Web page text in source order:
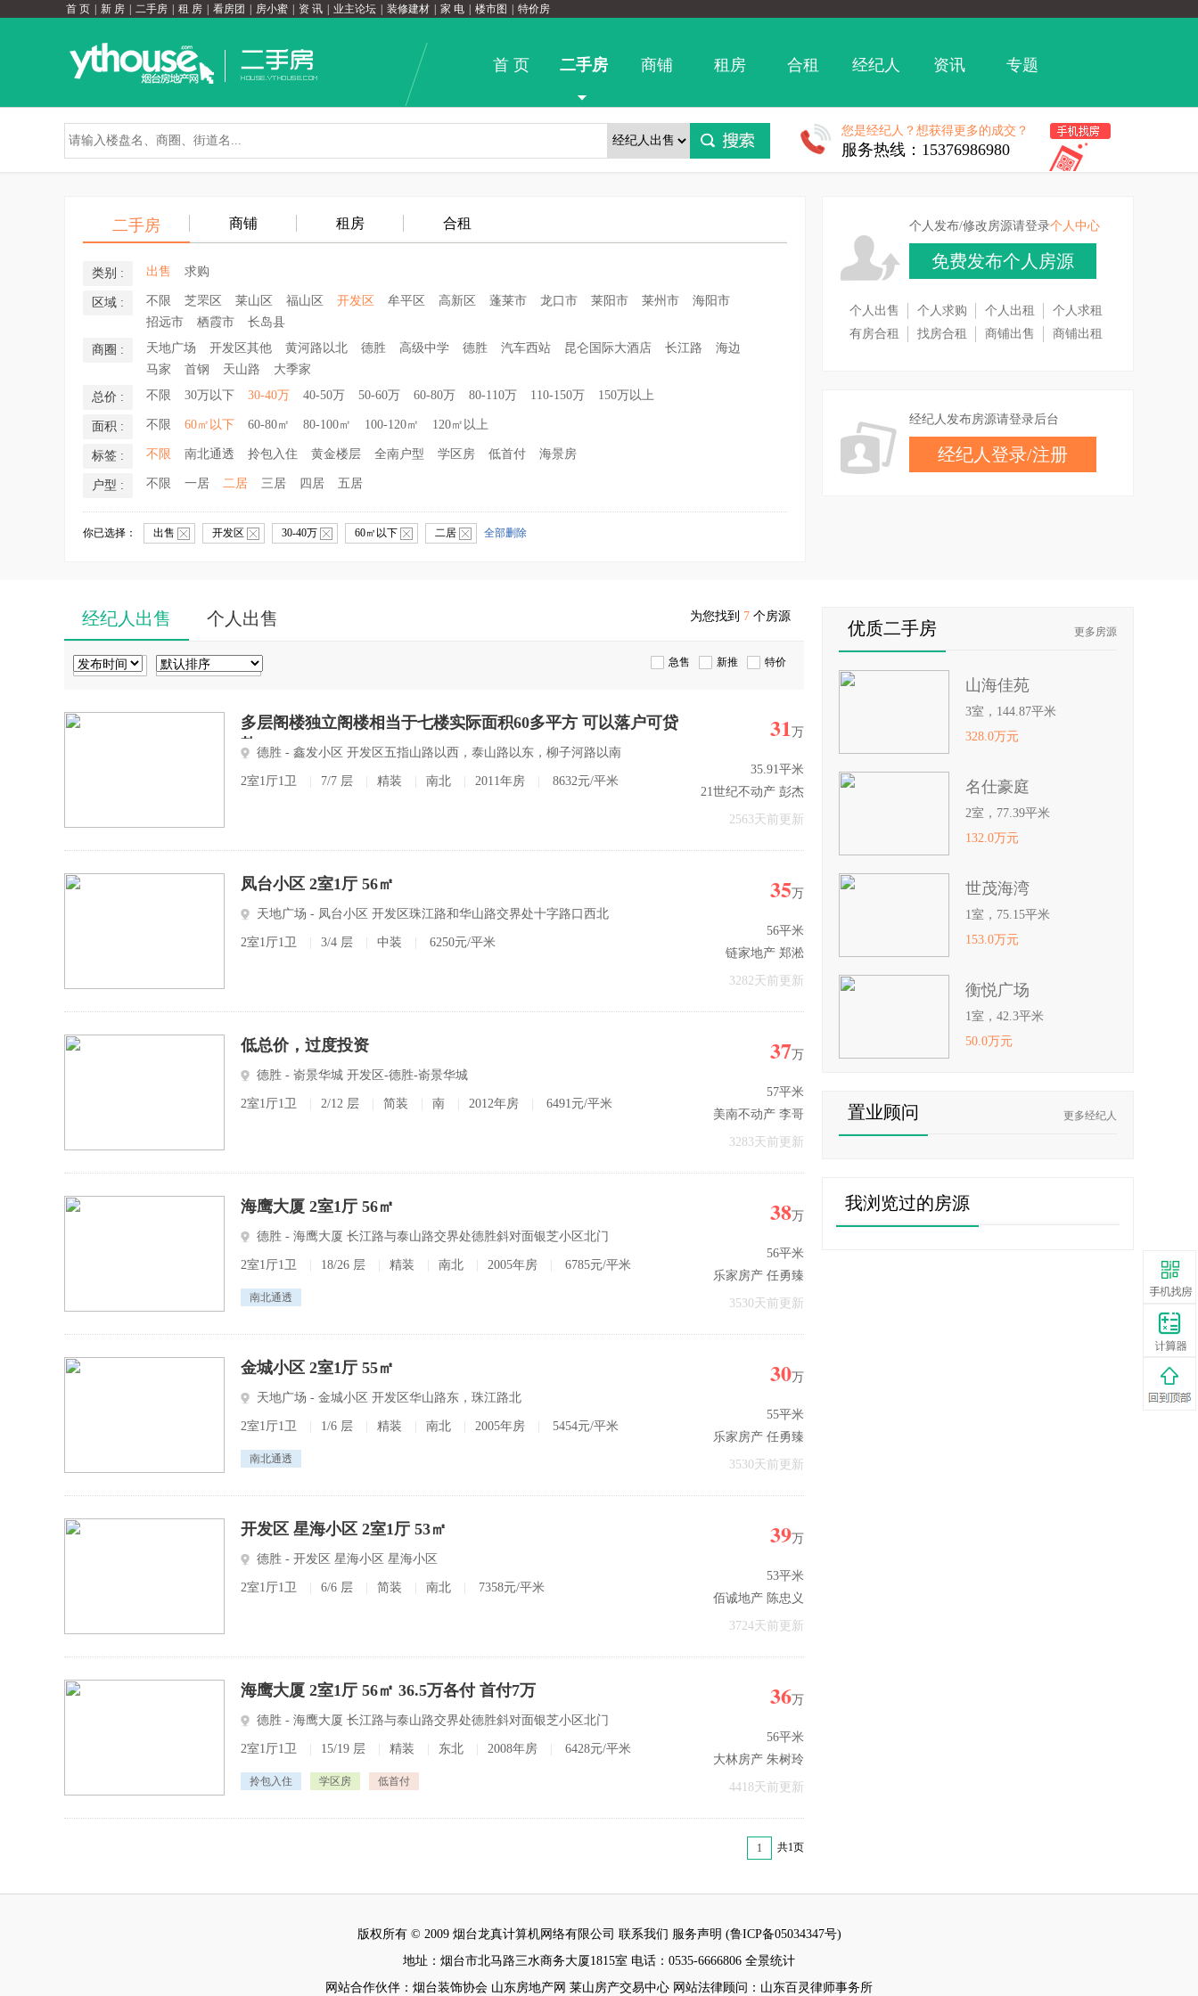
首 页 新 房 二手房 租 房 看房团 房小蜜 资 讯 业主论坛 装修建材 家 电 楼市图 特价房
首 页 二手房 商铺 租房 合租 经纪人 资讯 专题
您是经纪人？想获得更多的成交？
服务热线：15376986980
二手房 商铺 租房 合租
类别 : 出售 求购
区域 : 不限 芝罘区 莱山区 福山区 开发区 牟平区 高新区 蓬莱市 龙口市 莱阳市 莱州市
海阳市
招远市
栖霞市 长岛县
商圈 : 天地广场 开发区其他 黄河路以北 德胜 高级中学 德胜 汽车西站 昆仑国际大酒店 长江路
海边
马家
首钢 天山路 大季家
总价 : 不限 30万以下 30-40万 40-50万 50-60万 60-80万 80-110万 110-150万 150万以上
面积 : 不限 60㎡以下 60-80㎡ 80-100㎡ 100-120㎡ 120㎡以上
标签 : 不限 南北通透 拎包入住 黄金楼层 全南户型 学区房 低首付 海景房
户型 : 不限 一居 二居 三居 四居 五居
你已选择： 出售 开发区 30-40万 60㎡以下 二居 全部删除
个人发布/修改房源请登录个人中心
免费发布个人房源
个人出售 个人求购 个人出租
个人求租
有房合租
找房合租 商铺出售 商铺出租
经纪人发布房源请登录后台
经纪人登录/注册
经纪人出售 个人出售 为您找到 7 个房源
急售 新推 特价
多层阁楼独立阁楼相当于七楼实际面积60多平方 可以落户可贷
款 德胜 - 鑫发小区 开发区五指山路以西，泰山路以东，柳子河路以南
2室1厅1卫 7/7 层 精装 南北 2011年房 8632元/平米
31万
35.91平米
21世纪不动产 彭杰
2563天前更新
凤台小区 2室1厅 56㎡
天地广场 - 凤台小区 开发区珠江路和华山路交界处十字路口西北
2室1厅1卫 3/4 层 中装 6250元/平米
35万
56平米
链家地产 郑淞
3282天前更新
低总价，过度投资
德胜 - 嵛景华城 开发区-德胜-嵛景华城
2室1厅1卫 2/12 层 简装 南 2012年房 6491元/平米
37万
57平米
美南不动产 李哥
3283天前更新
海鹰大厦 2室1厅 56㎡
德胜 - 海鹰大厦 长江路与泰山路交界处德胜斜对面银芝小区北门
2室1厅1卫 18/26 层 精装 南北 2005年房 6785元/平米
南北通透
38万
56平米
乐家房产 任勇臻
3530天前更新
金城小区 2室1厅 55㎡
天地广场 - 金城小区 开发区华山路东，珠江路北
2室1厅1卫 1/6 层 精装 南北 2005年房 5454元/平米
南北通透
30万
55平米
乐家房产 任勇臻
3530天前更新
开发区 星海小区 2室1厅 53㎡
德胜 - 开发区 星海小区 星海小区
2室1厅1卫 6/6 层 简装 南北 7358元/平米
39万
53平米
佰诚地产 陈忠义
3724天前更新
海鹰大厦 2室1厅 56㎡ 36.5万各付 首付7万
德胜 - 海鹰大厦 长江路与泰山路交界处德胜斜对面银芝小区北门
2室1厅1卫 15/19 层 精装 东北 2008年房 6428元/平米
拎包入住 学区房 低首付
36万
56平米
大林房产 朱树玲
4418天前更新
1 共1页
优质二手房 更多房源
山海佳苑
3室，144.87平米
328.0万元
名仕豪庭
2室，77.39平米
132.0万元
世茂海湾
1室，75.15平米
153.0万元
衡悦广场
1室，42.3平米
50.0万元
置业顾问 更多经纪人
我浏览过的房源
版权所有 © 2009 烟台龙真计算机网络有限公司 联系我们 服务声明 (鲁ICP备05034347号)
地址：烟台市北马路三水商务大厦1815室 电话：0535-6666806 全景统计
网站合作伙伴：烟台装饰协会 山东房地产网 莱山房产交易中心 网站法律顾问：山东百灵律师事务所